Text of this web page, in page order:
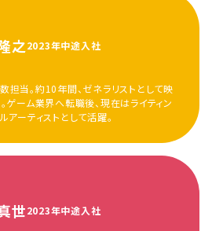
之2023年中途入社
当。約10年間、ゼネラリストとして映
ゲーム業界へ転職後、現在はライティン
アーティストとして活躍。
世2023年中途入社